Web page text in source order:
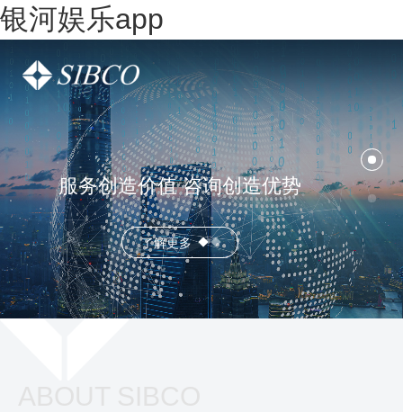
银河娱乐app
服务创造价值 咨询创造优势
了解更多